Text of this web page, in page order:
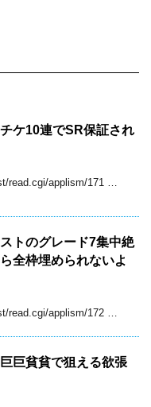
ケ10連でSR保証され
read.cgi/applism/171 …
トのグレード7集中絶
全枠埋められないよ
read.cgi/applism/172 …
巨貧貧で狙える欲張